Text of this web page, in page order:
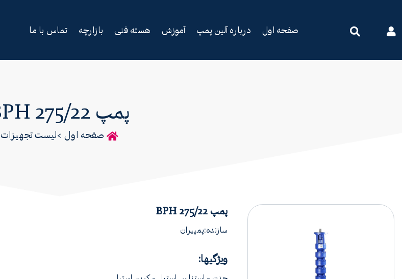
صفحه اول درباره آلین پمپ آموزش هسته فنی بازارچه تماس با ما
پمپ BPH 275/22
صفحه اول >لیست تجهیزات
پمپ BPH 275/22
سازنده:پمپیران
ویژگیها: